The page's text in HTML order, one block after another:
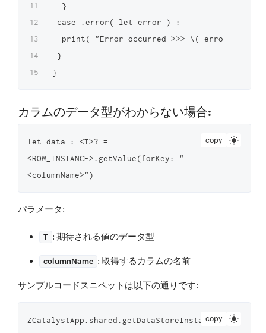
  }
case .error( let error ) :
  print( "Error occurred >>> \( error )" )
}
カラムのデータ型がわからない場合:
copy
let data : <T>? =
<ROW_INSTANCE>.getValue(forKey: "
<columnName>")
パラメータ:
T : 期待される値のデータ型
columnName : 取得するカラムの名前
サンプルコードスニペットは以下の通りです:
copy